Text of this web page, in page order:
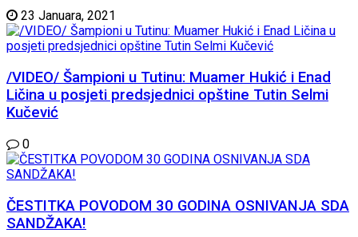
23 Januara, 2021
/VIDEO/ Šampioni u Tutinu: Muamer Hukić i Enad
Ličina u posjeti predsjednici opštine Tutin Selmi
Kučević
0
ČESTITKA POVODOM 30 GODINA OSNIVANJA SDA
SANDŽAKA!